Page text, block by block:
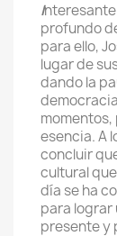
I
profundo
para ello,
lugar de
dando la
esencia. A
concluir
cultural
día se ha
para lograr
presente y